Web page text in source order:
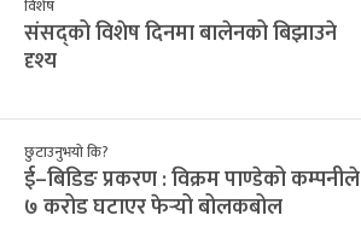
विशेष
संसद्को विशेष दिनमा बालेनको बिझाउने
दृश्य
छुटाउनुभयो कि?
ई–बिडिङ प्रकरण : विक्रम पाण्डेको कम्पनीले
७ करोड घटाएर फेर्‍यो बोलकबोल